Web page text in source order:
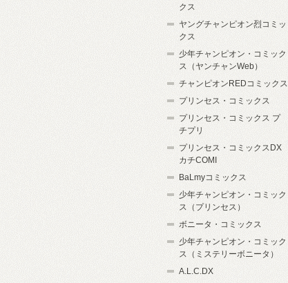
クス
ヤングチャンピオン烈コミッ
クス
少年チャンピオン・コミック
ス（ヤンチャンWeb）
チャンピオンREDコミックス
プリンセス・コミックス
プリンセス・コミックス プ
チプリ
プリンセス・コミックスDX
カチCOMI
BaLmyコミックス
少年チャンピオン・コミック
ス（プリンセス）
ボニータ・コミックス
少年チャンピオン・コミック
ス（ミステリーボニータ）
A.L.C.DX